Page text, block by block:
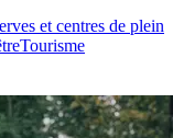
et centres de plein
Tourisme